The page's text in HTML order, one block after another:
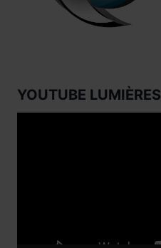
YOUTUBE LUMIÈRES